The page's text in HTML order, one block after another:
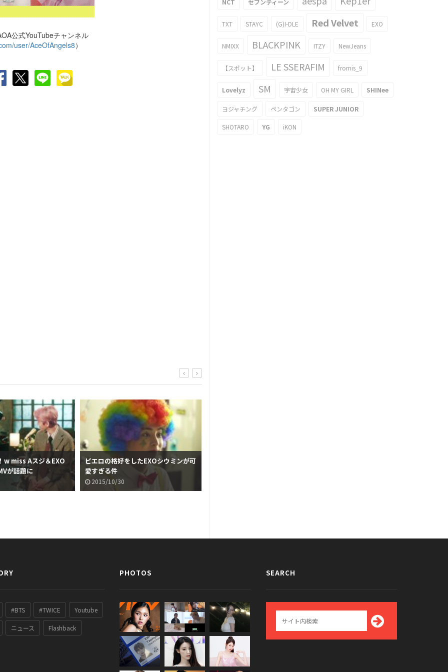
公式YouTubeチャンネル
user/AceOfAngels8）
w miss Aスジ＆EXO
が話題に
ピエロの格好をしたEXOシウミンが可
愛すぎる件
2015/10/30
NCT セブンティーン
TXT STAYC (G)I-DLE Red Velvet EXO
NMIXX BLACKPINK ITZY NewJeans
【スポット】 LE SSERAFIM fromis_9
Lovelyz SM 宇宙少女 OH MY GIRL SHINee
ヨジャチング ペンタゴン SUPER JUNIOR
SHOTARO YG iKON
#BTS #TWICE Youtube
ニュース Flashback
PHOTOS SEARCH